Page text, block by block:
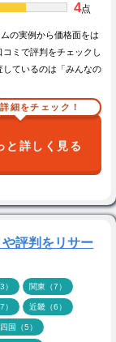
4点
の実例から価格面をは
ミで評判をチェックし
しているのは「みんなの
細をチェック！
と詳しく見る
評判をリサー
） 関東（7）
） 近畿（6）
国（5）